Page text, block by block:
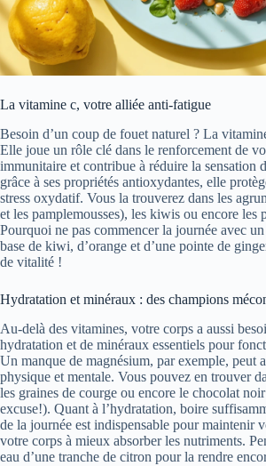
La vitamine c, votre alliée anti-fatigue
Besoin d’un coup de fouet naturel ? La
Elle joue un rôle clé dans le renforcement de
immunitaire et contribue à réduire la sensation
grâce à ses propriétés antioxydantes, elle
stress oxydatif. Vous la trouverez dans les
et les pamplemousses), les kiwis ou encore les
Pourquoi ne pas commencer la journée avec
base de kiwi, d’orange et d’une pointe de
de vitalité !
Hydratation et minéraux : des champions
Au-delà des vitamines, votre corps a aussi
hydratation et de minéraux essentiels pour
Un manque de magnésium, par exemple, peut
physique et mentale. Vous pouvez en trouver
les graines de courge ou encore le chocolat
excuse!). Quant à l’hydratation, boire
de la journée est indispensable pour maintenir
votre corps à mieux absorber les nutriments.
eau d’une tranche de citron pour la rendre